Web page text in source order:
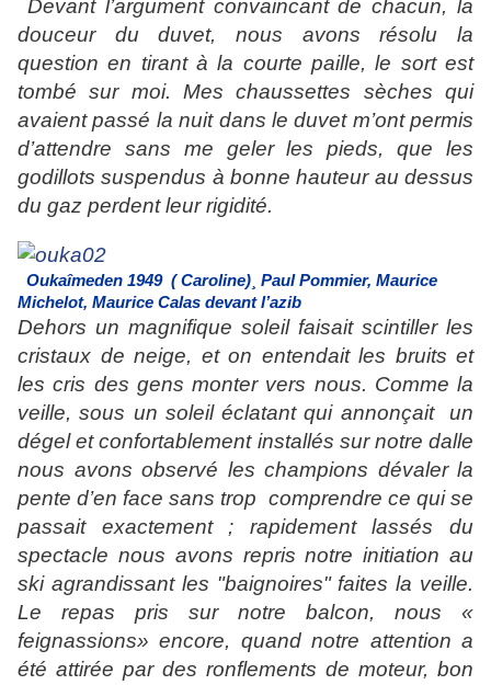
Devant l’argument convaincant de chacun, la
douceur du duvet, nous avons résolu la
question en tirant à la courte paille, le sort est
tombé sur moi.
Mes chaussettes sèches qui
avaient passé la nuit dans le duvet m’ont permis
d’attendre sans me geler les pieds, que les
godillots suspendus à bonne hauteur au dessus
du gaz perdent leur rigidité.
Oukaîmeden 1949 ( Caroline)¸ Paul Pommier, Maurice
Michelot, Maurice Calas devant l’azib
Dehors un magnifique soleil faisait scintiller les
cristaux de neige, et on entendait les bruits et
les cris des gens monter vers nous. Comme la
veille, sous un soleil éclatant qui annonçait
un
dégel et confortablement installés sur notre dalle
nous avons observé les champions dévaler la
pente d’en face sans trop comprendre ce qui se
passait exactement ; rapidement lassés du
spectacle nous avons repris notre initiation au
ski agrandissant les "baignoires" faites la veille.
Le repas pris sur notre balcon, nous «
feignassions» encore, quand notre attention a
été attirée par des ronflements de moteur, bon